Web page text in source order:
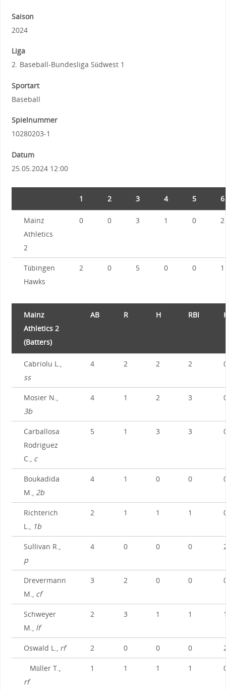
Saison
2024
Liga
2. Baseball-Bundesliga Südwest 1
Sportart
Baseball
Spielnummer
10280203-1
Datum
25.05.2024 12:00
1 2 3 4 5 6
Mainz
Athletics
2
0 0 3 1 0 2
Tübingen
Hawks
2 0 5 0 0 1
Mainz
Athletics 2
(Batters)
AB R H RBI
Cabriolu L.,
ss
4 2 2 2
Mosier N.,
3b
4 1 2 3
Carballosa
Rodriguez
C., c
5 1 3 3
Boukadida
M., 2b
4 1 0 0
Richterich
L.,
1b
2 1 1 1
Sullivan R.,
p
4 0 0 0
Drevermann
M., cf
3 2 0 0
Schweyer
M., lf
2 3 1 1
Oswald L., rf 2 0 0 0
Müller T.,
rf
1 1 1 1